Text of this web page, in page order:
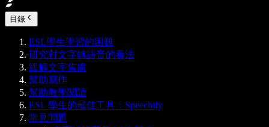
目錄
ESL學生學習的困難
研究對文字轉語音的看法
緩解文字焦慮
幫助寫作
幫助教學閱讀
ESL 學生的最佳工具：Speechify
常見問題